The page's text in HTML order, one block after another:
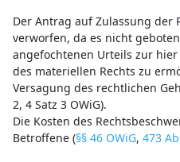
Der Antrag auf Zulassung der
verworfen, da es nicht
angefochtenen Urteils zur
des materiellen Rechts zu
Versagung des rechtlichen
2, 4 Satz 3 OWiG).
Die Kosten des
Betroffene (§§ 46 OWiG, 473